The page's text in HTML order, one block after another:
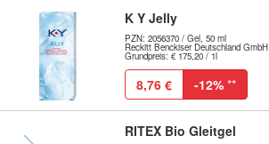
K Y Jelly
PZN: 2056370 / Gel, 50 ml
Reckitt Benckiser Deutschland GmbH
Grundpreis: € 175,20 / 1l
8,76 € -12% **
RITEX Bio Gleitgel